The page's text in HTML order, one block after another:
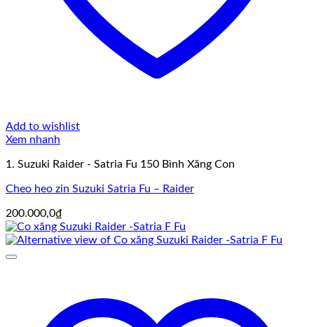
Add to wishlist
Xem nhanh
1. Suzuki Raider - Satria Fu 150 Bình Xăng Con
Cheo heo zin Suzuki Satria Fu – Raider
200.000,0₫